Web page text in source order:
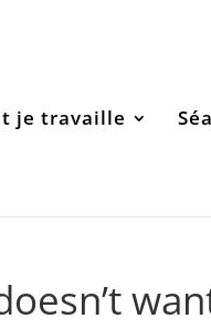
je travaille